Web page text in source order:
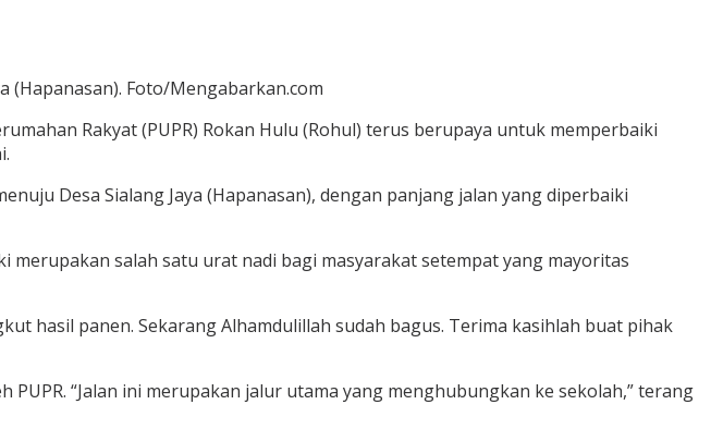
(Hapanasan). Foto/Mengabarkan.com
Rakyat (PUPR) Rokan Hulu (Rohul) terus berupaya untuk memperbaiki
Desa Sialang Jaya (Hapanasan), dengan panjang jalan yang diperbaiki
merupakan salah satu urat nadi bagi masyarakat setempat yang mayoritas
hasil panen. Sekarang Alhamdulillah sudah bagus. Terima kasihlah buat pihak
“Jalan ini merupakan jalur utama yang menghubungkan ke sekolah,” terang